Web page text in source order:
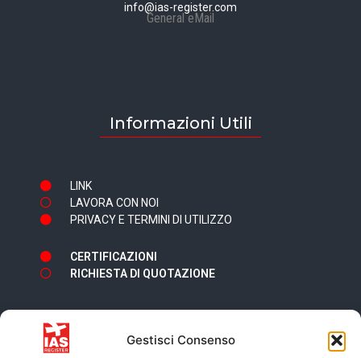
Gestisci Consenso
info@ias-register.com
General eMail
Informazioni Utili
LINK
LAVORA CON NOI
PRIVACY E TERMINI DI UTILIZZO
CERTIFICAZIONI
RICHIESTA DI QUOTAZIONE